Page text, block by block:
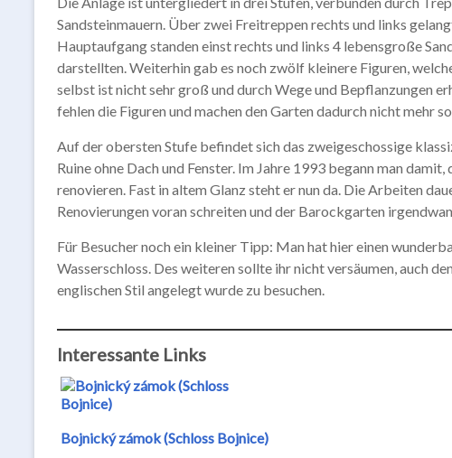
Sandsteinmauern. Über zwei Freitreppen rechts und links
Hauptaufgang standen einst rechts und links 4 lebensgroße
darstellten. Weiterhin gab es noch zwölf kleinere Figuren,
selbst ist nicht sehr groß und durch Wege und Bepflanzungen
fehlen die Figuren und machen den Garten dadurch nicht mehr
Auf der obersten Stufe befindet sich das zweigeschossige
Ruine ohne Dach und Fenster. Im Jahre 1993 begann man
renovieren. Fast in altem Glanz steht er nun da. Die Arbeiten
Renovierungen voran schreiten und der Barockgarten
Für Besucher noch ein kleiner Tipp: Man hat hier einen
Wasserschloss. Des weiteren sollte ihr nicht versäumen, auch
englischen Stil angelegt wurde zu besuchen.
Interessante Links
Bojnický zámok (Schloss Bojnice)